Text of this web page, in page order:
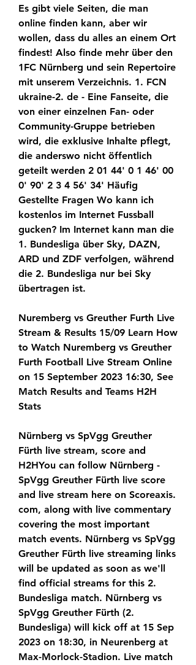
Es gibt viele Seiten, die man
online finden kann, aber wir
wollen, dass du alles an einem Ort
findest! Also finde mehr über den
1FC Nürnberg und sein Repertoire
mit unserem Verzeichnis. 1. FCN
ukraine-2. de - Eine Fanseite, die
von einer einzelnen Fan- oder
Community-Gruppe betrieben
wird, die exklusive Inhalte pflegt,
die anderswo nicht öffentlich
geteilt werden 2 01 44' 0 1 46' 00
0' 90' 2 3 4 56' 34' Häufig
Gestellte Fragen Wo kann ich
kostenlos im Internet Fussball
gucken? Im Internet kann man die
1. Bundesliga über Sky, DAZN,
ARD und ZDF verfolgen, während
die 2. Bundesliga nur bei Sky
übertragen ist.
Nuremberg vs Greuther Furth Live
Stream & Results 15/09 Learn How
to Watch Nuremberg vs Greuther
Furth Football Live Stream Online
on 15 September 2023 16:30, See
Match Results and Teams H2H
Stats
Nürnberg vs SpVgg Greuther
Fürth live stream, score and
H2HYou can follow Nürnberg -
SpVgg Greuther Fürth live score
and live stream here on Scoreaxis.
com, along with live commentary
covering the most important
match events. Nürnberg vs SpVgg
Greuther Fürth live streaming links
will be updated as soon as we'll
find official streams for this 2.
Bundesliga match. Nürnberg vs
SpVgg Greuther Fürth (2.
Bundesliga) will kick off at 15 Sep
2023 on 18:30, in Neurenberg at
Max-Morlock-Stadion. Live match